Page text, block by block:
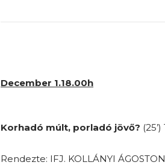
December 1.18.00h
Korhadó múlt, porladó jövő?
Rendezte: IFJ. KOLLÁNYI ÁGOSTON